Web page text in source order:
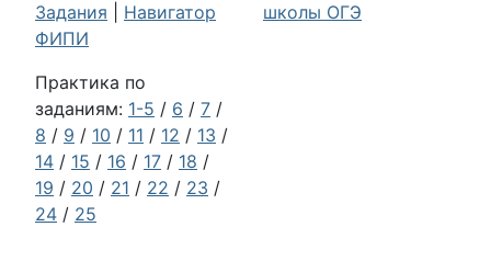
Задания
Навигатор
ФИПИ
Практика по
заданиям: 1-5 / 6 / 7 /
8 / 9 / 10 / 11 / 12 / 13 /
14 / 15 / 16 / 17 / 18 /
19 / 20 / 21 / 22 / 23 /
24 / 25
школы ОГЭ